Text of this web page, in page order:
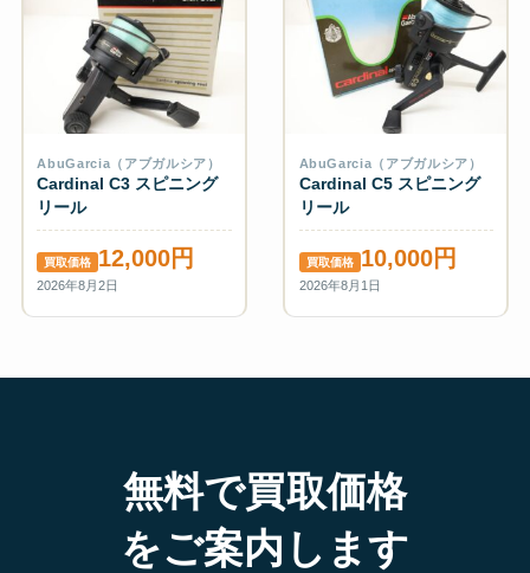
AbuGarcia（アブガルシア）
Cardinal C3 スピニング
リール
買取価格 12,000円
2026年8月2日
AbuGarcia（アブガルシア）
Cardinal C5 スピニング
リール
買取価格 10,000円
2026年8月1日
無料で買取価格
をご案内します